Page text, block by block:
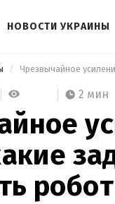
НОВОСТИ УКРАИНЫ
2 мин